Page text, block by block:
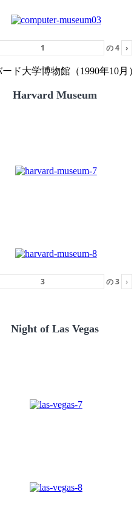
の4 ›
ド大学博物館（1990年10月）
Harvard Museum
の3 ›
Night of Las Vegas